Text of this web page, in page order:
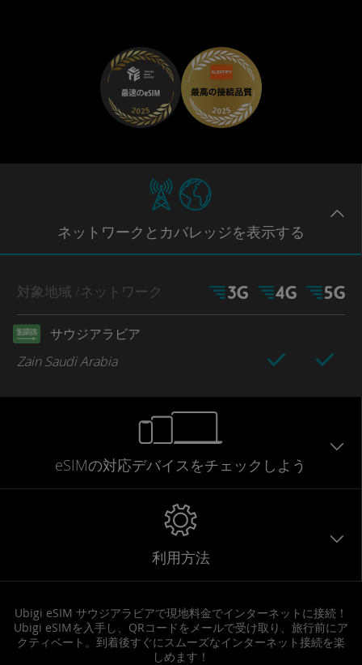
ネットワークとカバレッジを表示する
対象地域 /ネットワーク
サウジアラビア
Zain Saudi Arabia
eSIMの対応デバイスをチェックしよう
利用方法
Ubigi eSIM サウジアラビアで現地料金でインターネットに接続！
Ubigi eSIMを入手し、QRコードをメールで受け取り、旅行前にア
クティベート。到着後すぐにスムーズなインターネット接続を楽
しめます！